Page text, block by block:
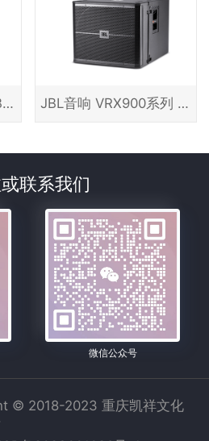
JBL音响 CBT 系列[CBT200LA-1] JBL音响 VRX900系列 [918S]
联系我们
微信公众号
© 2018-2023 重庆凯祥文化